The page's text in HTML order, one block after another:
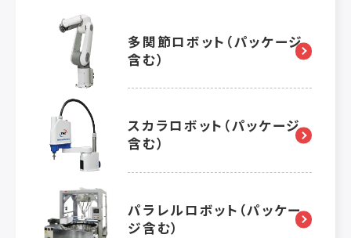
多関節ロボット（パッケージ
含む）
スカラロボット（パッケージ
含む）
パラレルロボット（パッケー
ジ含む）